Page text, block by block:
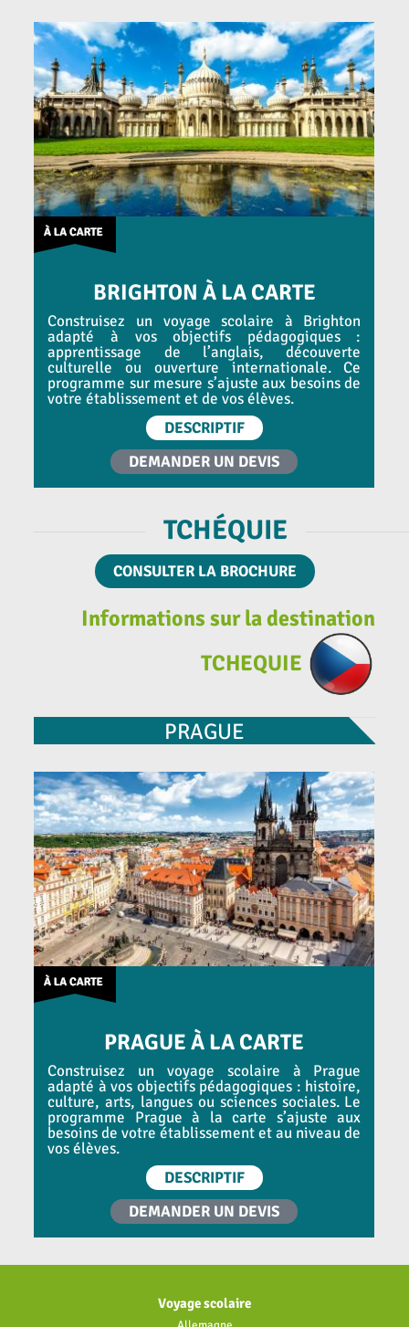
BRIGHTON À LA CARTE
Construisez un voyage scolaire à Brighton
adapté à vos objectifs pédagogiques :
apprentissage de l’anglais, découverte
culturelle ou ouverture internationale. Ce
programme sur mesure s’ajuste aux besoins de
votre établissement et de vos élèves.
DESCRIPTIF
DEMANDER UN DEVIS
TCHÉQUIE
CONSULTER LA BROCHURE
Informations sur la destination
TCHEQUIE
PRAGUE
PRAGUE À LA CARTE
Construisez un voyage scolaire à Prague
adapté à vos objectifs pédagogiques : histoire,
culture, arts, langues ou sciences sociales. Le
programme Prague à la carte s’ajuste aux
besoins de votre établissement et au niveau de
vos élèves.
DESCRIPTIF
DEMANDER UN DEVIS
Voyage scolaire